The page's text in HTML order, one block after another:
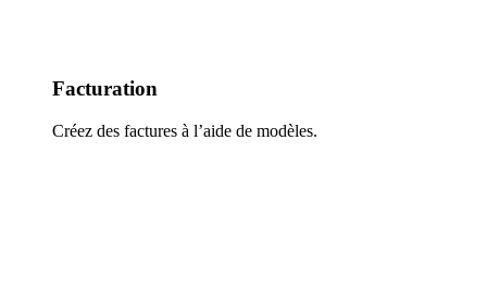
Facturation
Créez des factures à l’aide de modèles.